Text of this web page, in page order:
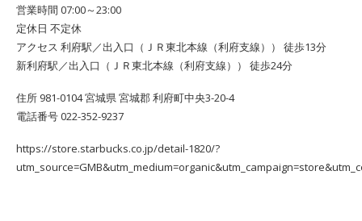
営業時間 07:00～23:00
定休日 不定休
アクセス 利府駅／出入口（ＪＲ東北本線（利府支線）） 徒歩13分
新利府駅／出入口（ＪＲ東北本線（利府支線）） 徒歩24分
住所 981-0104 宮城県 宮城郡 利府町中央3-20-4
電話番号 022-352-9237
https://store.starbucks.co.jp/detail-1820/?